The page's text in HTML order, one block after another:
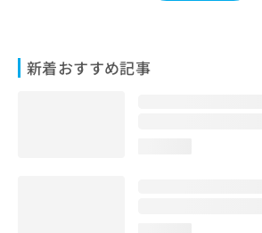
新着おすすめ記事
合